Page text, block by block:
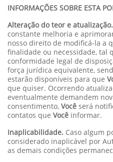
INFORMAÇÕES SOBRE ESTA
Alteração do teor e atualização.
constante melhoria e
nosso direito de modificá-la a
finalidade ou necessidade, tal
conformidade legal de
força jurídica equivalente,
estarão disponíveis para que
que quiser. Ocorrendo
eventualmente demandem
consentimento, Você será
contatos que Você informar.
Inaplicabilidade. Caso algum
considerado inaplicável por
as demais condições